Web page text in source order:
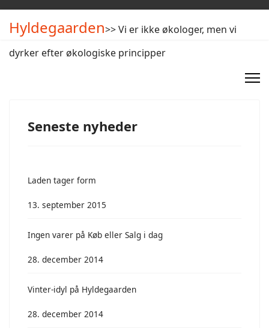
Hyldegaarden>> Vi er ikke økologer, men vi
dyrker efter økologiske principper
Seneste nyheder
Laden tager form
13. september 2015
Ingen varer på Køb eller Salg i dag
28. december 2014
Vinter-idyl på Hyldegaarden
28. december 2014